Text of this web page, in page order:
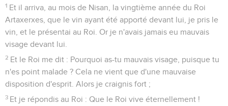
1 Et il arriva, au mois de Nisan, la vingtième année du Roi
Artaxerxes, que le vin ayant été apporté devant lui, je pris le
vin, et le présentai au Roi. Or je n'avais jamais eu mauvais
visage devant lui.
2 Et le Roi me dit : Pourquoi as-tu mauvais visage, puisque tu
n'es point malade ? Cela ne vient que d'une mauvaise
disposition d'esprit. Alors je craignis fort ;
3 Et je répondis au Roi : Que le Roi vive éternellement !